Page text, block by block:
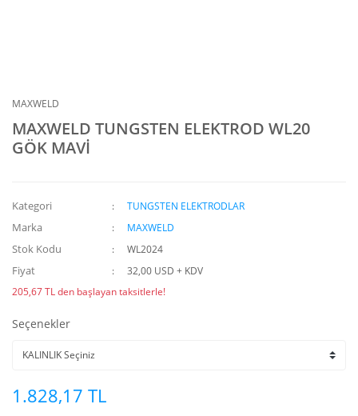
MAXWELD
MAXWELD TUNGSTEN ELEKTROD WL20
GÖK MAVİ
Kategori TUNGSTEN ELEKTRODLAR
Marka MAXWELD
Stok Kodu WL2024
Fiyat
32,00 USD + KDV
205,67 TL den başlayan taksitlerle!
Seçenekler
1.828,17 TL